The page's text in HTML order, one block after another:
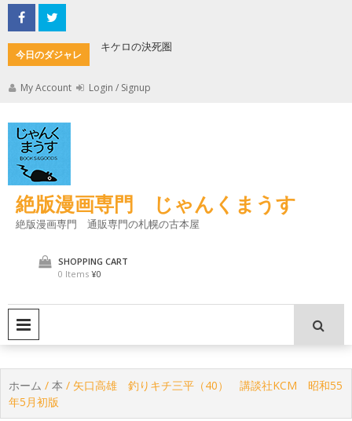
Skip
to
content
今日のダジャレ
キケロの決死圏
My Account Login / Signup
絶版漫画専門 じゃんくまうす
絶版漫画専門 通販専門の札幌の古本屋
SHOPPING CART
0 Items ¥0
ホーム / 本 / 矢口高雄 釣りキチ三平（40） 講談社KCM 昭和55
年5月初版